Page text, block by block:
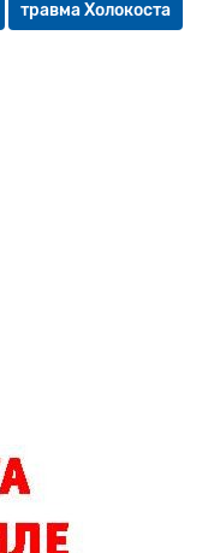
травма Холокоста